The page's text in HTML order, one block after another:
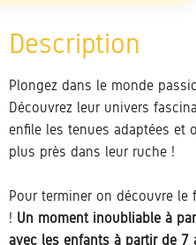
Plongez dans le monde
Découvrez leur univers
enfile les tenues adaptées et
plus près dans leur ruche !
Pour terminer on découvre
! Un moment inoubliable à
avec les enfants à partir de 7